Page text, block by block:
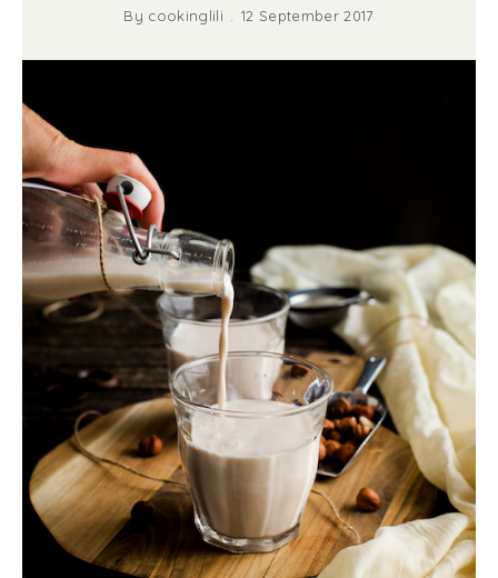
By cookinglili 12 September 2017